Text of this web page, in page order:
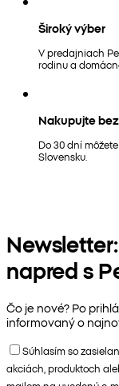
Široký výber
V predajniach
rodinu a
Nakupujte
Do 30 dní
Slovensku.
napred s
Čo je nové? Po
informovaný o
Súhlasím so
akciách, produktoch